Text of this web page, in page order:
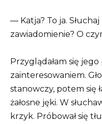
— Katja? To ja.
zawiadomienie? O
Przyglądałam się
zainteresowaniem.
stanowczy, potem się
żałosne jęki. W
krzyk. Próbował się